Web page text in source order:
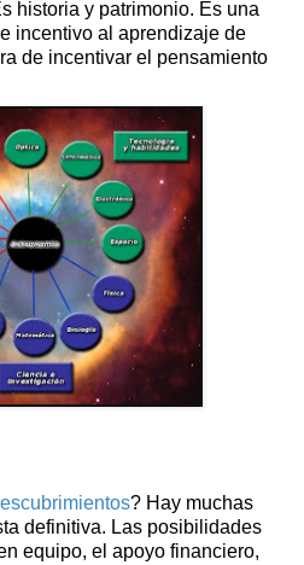
historia y patrimonio. Es una
incentivo al aprendizaje de
de incentivar el pensamiento
? Hay muchas
definitiva. Las posibilidades
equipo, el apoyo financiero,